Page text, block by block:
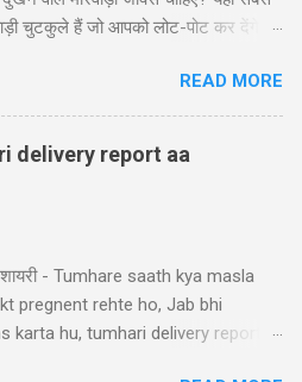
चुटकुले हैं जो आपको लोट-पोट कर देंगे! ⚡
रोक पाएंगे आप! 🤪 😂 मारवाड़ी हंसी के
💥 "एक मारवाड़ी ने अपनी बीवी को गिफ्ट में
बीवी खुश होकर बोली: 'ये तो असली लगती
प्रिये, बिल्कुल असली... दुकानदार ने मुझे
Copy "मारवाड़ी बेटा: पापा! मैंने ₹10,000
पर वो तो ₹50,000 की थी! बेटा: हां पापा,
कमाए... ₹45,000 तो मैंने अपने पास रख
पति ने पत्नी को ₹5000 दिए और
READ MORE
delivery report aa
शायरी - Tumhare saath kya masla
pregnent rehte ho, Jab bhi
karta hu, tumhari delivery report